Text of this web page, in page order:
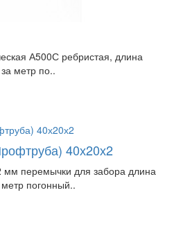
А500С ребристая, длина
метр по..
40х20х2
мм перемычки для забора длина
погонный..